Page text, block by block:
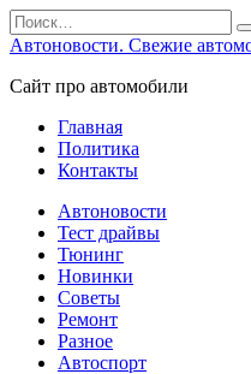
Перейти
к
Search
for:
Автоновости. Свежие
Сайт про автомобили
Главная
Политика
Контакты
Автоновости
Тест драйвы
Тюнинг
Новинки
Советы
Ремонт
Разное
Автоспорт